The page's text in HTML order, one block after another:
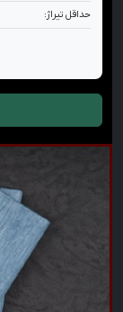
حداقل تیراژ: